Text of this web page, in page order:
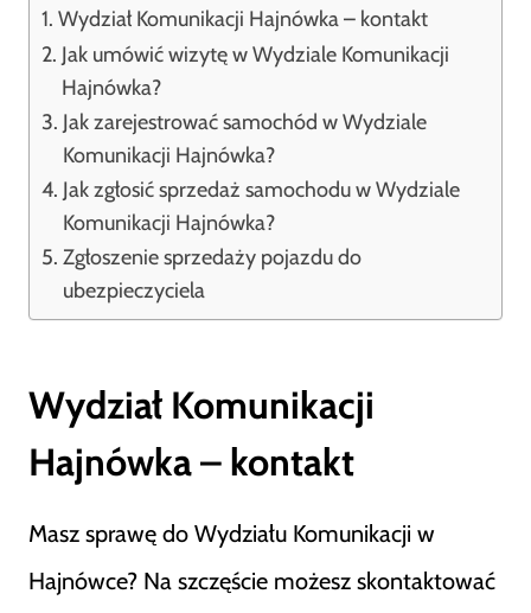
Wydział Komunikacji Hajnówka – kontakt
Jak umówić wizytę w Wydziale Komunikacji
Hajnówka?
Jak zarejestrować samochód w Wydziale
Komunikacji Hajnówka?
Jak zgłosić sprzedaż samochodu w Wydziale
Komunikacji Hajnówka?
Zgłoszenie sprzedaży pojazdu do
ubezpieczyciela
Wydział Komunikacji
Hajnówka – kontakt
Masz sprawę do Wydziału Komunikacji w
Hajnówce? Na szczęście możesz skontaktować